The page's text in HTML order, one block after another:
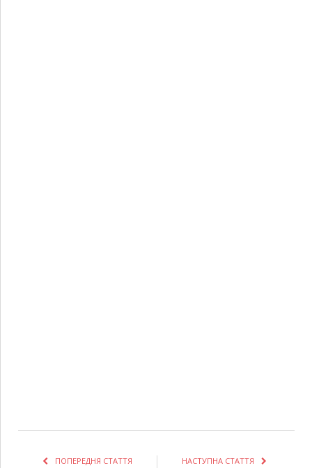
ПОПЕРЕДНЯ СТАТТЯ НАСТУПНА СТАТТЯ